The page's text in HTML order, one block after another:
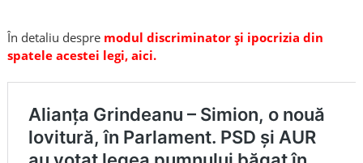
În detaliu despre modul discriminator și ipocrizia din
spatele acestei legi, aici.